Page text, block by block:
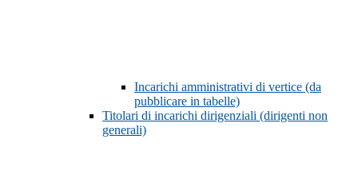
Incarichi amministrativi di vertice (da
pubblicare in tabelle)
Titolari di incarichi dirigenziali (dirigenti non
generali)